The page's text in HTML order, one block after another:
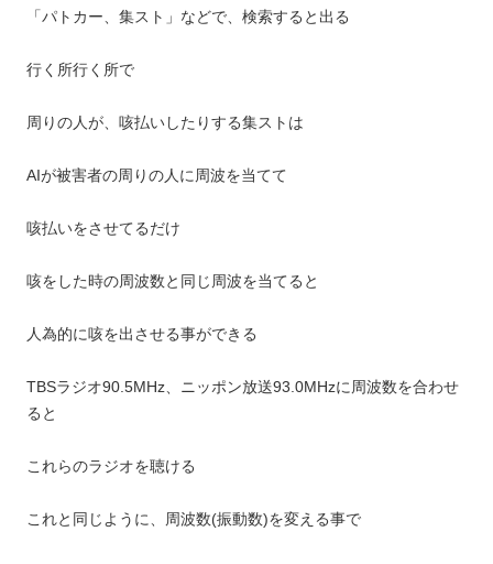
「パトカー、集スト」などで、検索すると出る
行く所行く所で
周りの人が、咳払いしたりする集ストは
AIが被害者の周りの人に周波を当てて
咳払いをさせてるだけ
咳をした時の周波数と同じ周波を当てると
人為的に咳を出させる事ができる
TBSラジオ90.5MHz、ニッポン放送93.0MHzに周波数を合わせ
ると
これらのラジオを聴ける
これと同じように、周波数(振動数)を変える事で